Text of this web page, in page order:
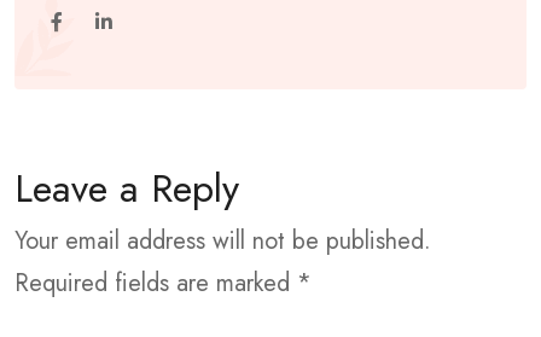
Leave a Reply
Your email address will not be published.
Required fields are marked *